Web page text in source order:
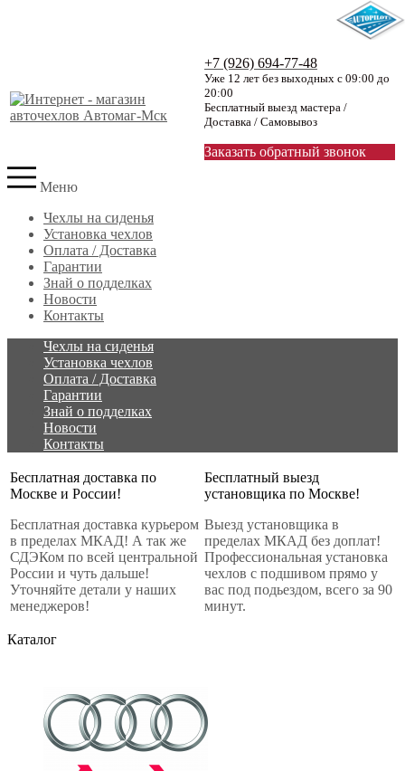
+7 (926) 694-77-48
Уже 12 лет без выходных с 09:00 до
20:00
Бесплатный выезд мастера /
Доставка / Самовывоз
Заказать обратный звонок
Меню
Чехлы на сиденья
Установка чехлов
Оплата / Доставка
Гарантии
Знай о подделках
Новости
Контакты
Чехлы на сиденья
Установка чехлов
Оплата / Доставка
Гарантии
Знай о подделках
Новости
Контакты
Бесплатная доставка по
Москве и России!
Бесплатная доставка курьером
в пределах МКАД! А так же
СДЭКом по всей центральной
России и чуть дальше!
Уточняйте детали у наших
менеджеров!
Бесплатный выезд
установщика по Москве!
Выезд установщика в
пределах МКАД без доплат!
Профессиональная установка
чехлов с подшивом прямо у
вас под подьездом, всего за 90
минут.
Каталог